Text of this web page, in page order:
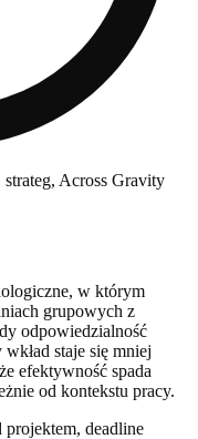
strateg, Across Gravity
w którym
grupowych z
odpowiedzialność
staje się mniej
efektywność spada
od kontekstu pracy.
projektem, deadline